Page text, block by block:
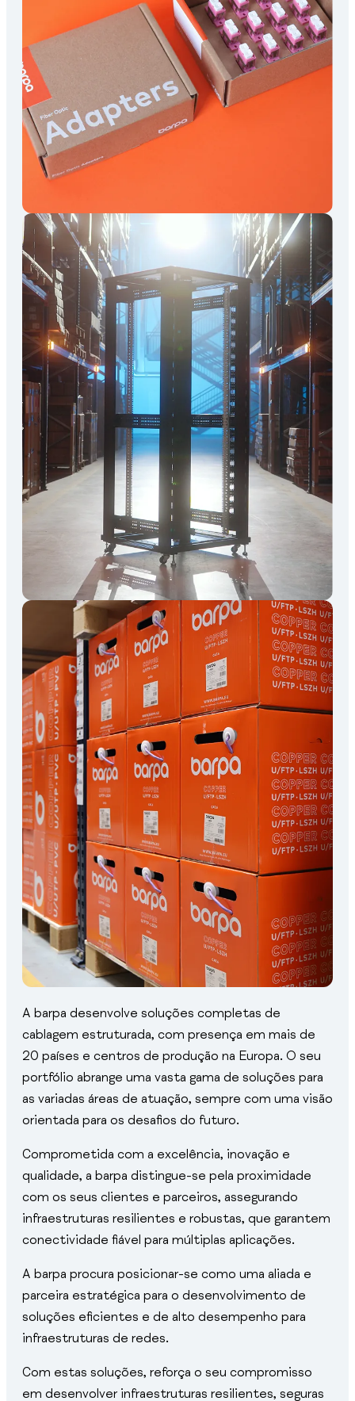
A barpa desenvolve soluções completas de
cablagem estruturada, com presença em mais de
20 países e centros de produção na Europa. O seu
portfólio abrange uma vasta gama de soluções para
as variadas áreas de atuação, sempre com uma visão
orientada para os desafios do futuro.
Comprometida com a excelência, inovação e
qualidade, a barpa distingue-se pela proximidade
com os seus clientes e parceiros, assegurando
infraestruturas resilientes e robustas, que garantem
conectividade fiável para múltiplas aplicações.
A barpa procura posicionar-se como uma aliada e
parceira estratégica para o desenvolvimento de
soluções eficientes e de alto desempenho para
infraestruturas de redes.
Com estas soluções, reforça o seu compromisso
em desenvolver infraestruturas resilientes, seguras